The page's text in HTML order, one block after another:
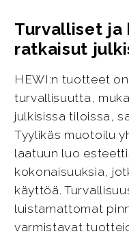
Turvalliset
ratkaisut
HEWI:n tuotteet
turvallisuutta,
julkisissa tiloissa,
Tyylikäs muotoilu
laatuun luo
kokonaisuuksia,
käyttöä.
luistamattomat
varmistavat